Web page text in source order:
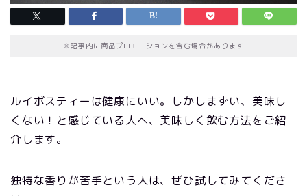
※記事内に商品プロモーションを含む場合があります
ルイボスティーは健康にいい。しかしまずい、美味し
くない！と感じている人へ、美味しく飲む方法をご紹
介します。
独特な香りが苦手という人は、ぜひ試してみてくださ